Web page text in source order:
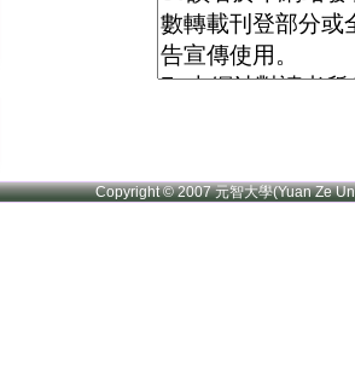
Copyright © 2007 元智大學(Yuan Ze